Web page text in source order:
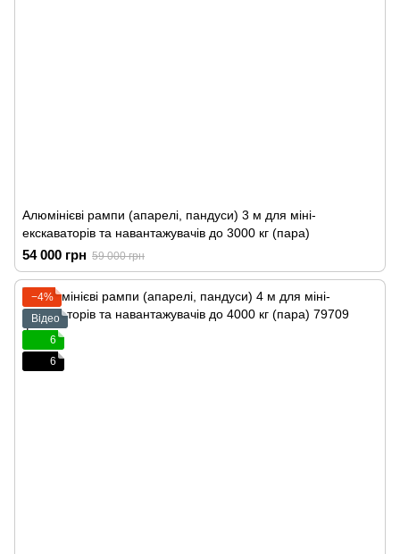
Алюмінієві рампи (апарелі, пандуси) 3 м для міні-
екскаваторів та навантажувачів до 3000 кг (пара)
54 000 грн 59 000 грн
−4%
Відео
6
6